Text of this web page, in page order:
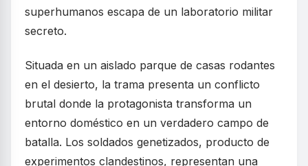
superhumanos escapa de un laboratorio militar
secreto.
Situada en un aislado parque de casas rodantes
en el desierto, la trama presenta un conflicto
brutal donde la protagonista transforma un
entorno doméstico en un verdadero campo de
batalla. Los soldados genetizados, producto de
experimentos clandestinos, representan una